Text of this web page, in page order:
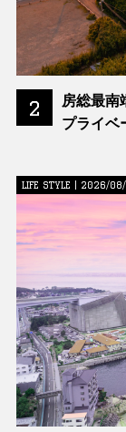
2
房総最南
プライベ
LIFE STYLE | 2026/